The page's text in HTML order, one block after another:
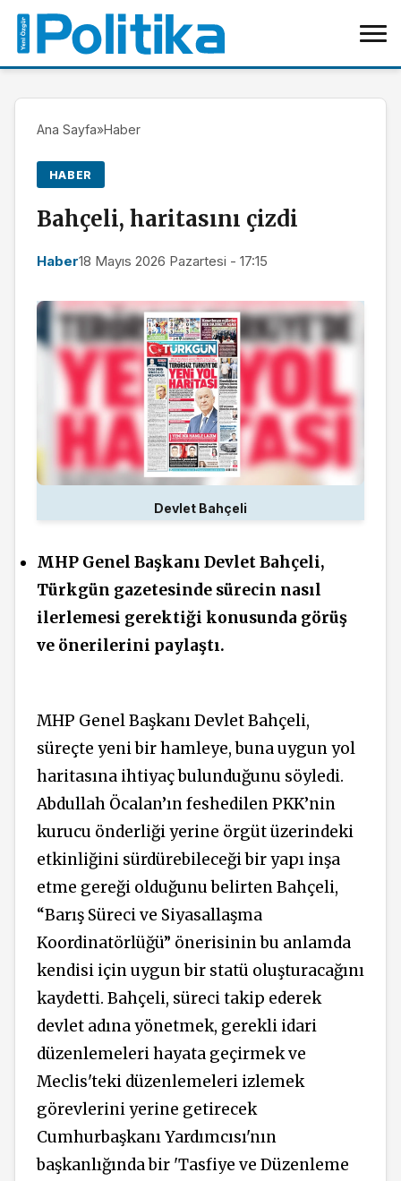
Ana Sayfa»Haber
HABER
Bahçeli, haritasını çizdi
Haber18 Mayıs 2026 Pazartesi - 17:15
Devlet Bahçeli
MHP Genel Başkanı Devlet Bahçeli,
Türkgün gazetesinde sürecin nasıl
ilerlemesi gerektiği konusunda görüş
ve önerilerini paylaştı.
MHP Genel Başkanı Devlet Bahçeli,
süreçte yeni bir hamleye, buna uygun yol
haritasına ihtiyaç bulunduğunu söyledi.
Abdullah Öcalan’ın feshedilen PKK’nin
kurucu önderliği yerine örgüt üzerindeki
etkinliğini sürdürebileceği bir yapı inşa
etme gereği olduğunu belirten Bahçeli,
“Barış Süreci ve Siyasallaşma
Koordinatörlüğü” önerisinin bu anlamda
kendisi için uygun bir statü oluşturacağını
kaydetti. Bahçeli, süreci takip ederek
devlet adına yönetmek, gerekli idari
düzenlemeleri hayata geçirmek ve
Meclis'teki düzenlemeleri izlemek
görevlerini yerine getirecek
Cumhurbaşkanı Yardımcısı'nın
başkanlığında bir 'Tasfiye ve Düzenleme